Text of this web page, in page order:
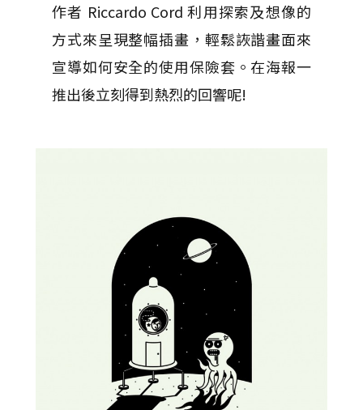
作者 Riccardo Cord 利用探索及想像的
方式來呈現整幅插畫，輕鬆詼諧畫面來
宣導如何安全的使用保險套。在海報一
推出後立刻得到熱烈的回響呢!